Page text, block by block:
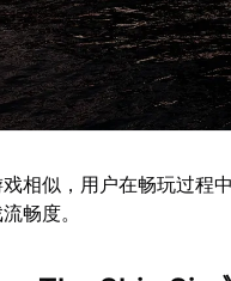
相似，用户在畅玩过程
畅度。